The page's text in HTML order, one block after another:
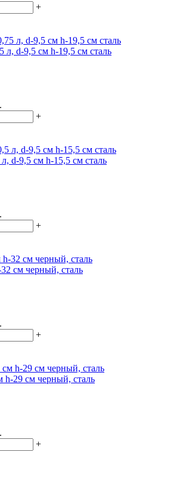
+
л, d-9,5 см h-19,5 см сталь
+
d-9,5 см h-15,5 см сталь
+
см черный, сталь
+
h-29 см черный, сталь
+